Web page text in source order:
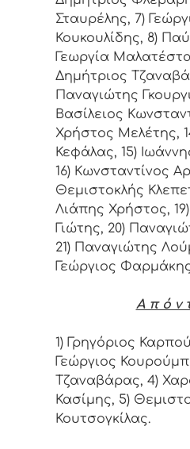
Σταυρέλης, 7)
Κουκουλίδης, 8)
Γεωργία
Δημήτριος
Παναγιώτης
Βασίλειος
Χρήστος Μελέτης,
Κεφάλας, 15)
16) Κωνσταντίνος
Θεμιστοκλής
Λιάπης Χρήστος,
Γιώτης, 20)
21) Παναγιώτης
Γεώργιος
Α π ό ν
1) Γρηγόριος
Γεώργιος
Τζαναβάρας, 4)
Κασίμης, 5)
Κουτσογκίλας.